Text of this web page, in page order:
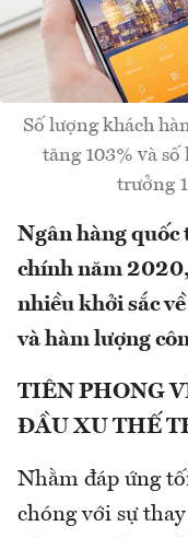
Số lượng khách
tăng 103% và
trưởng
Ngân hàng quốc
chính năm
nhiều khởi sắc
và hàm lượng
TIÊN PHONG
ĐẦU XU THẾ
Nhằm đáp ứng
chóng với sự